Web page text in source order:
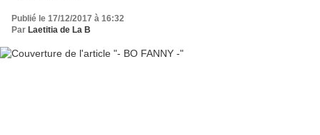
Publié le 17/12/2017 à 16:32
Par Laetitia de La B